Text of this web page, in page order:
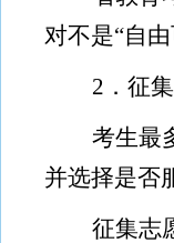
对不是“自
2 ．征
考生最
并选择是否
征集志